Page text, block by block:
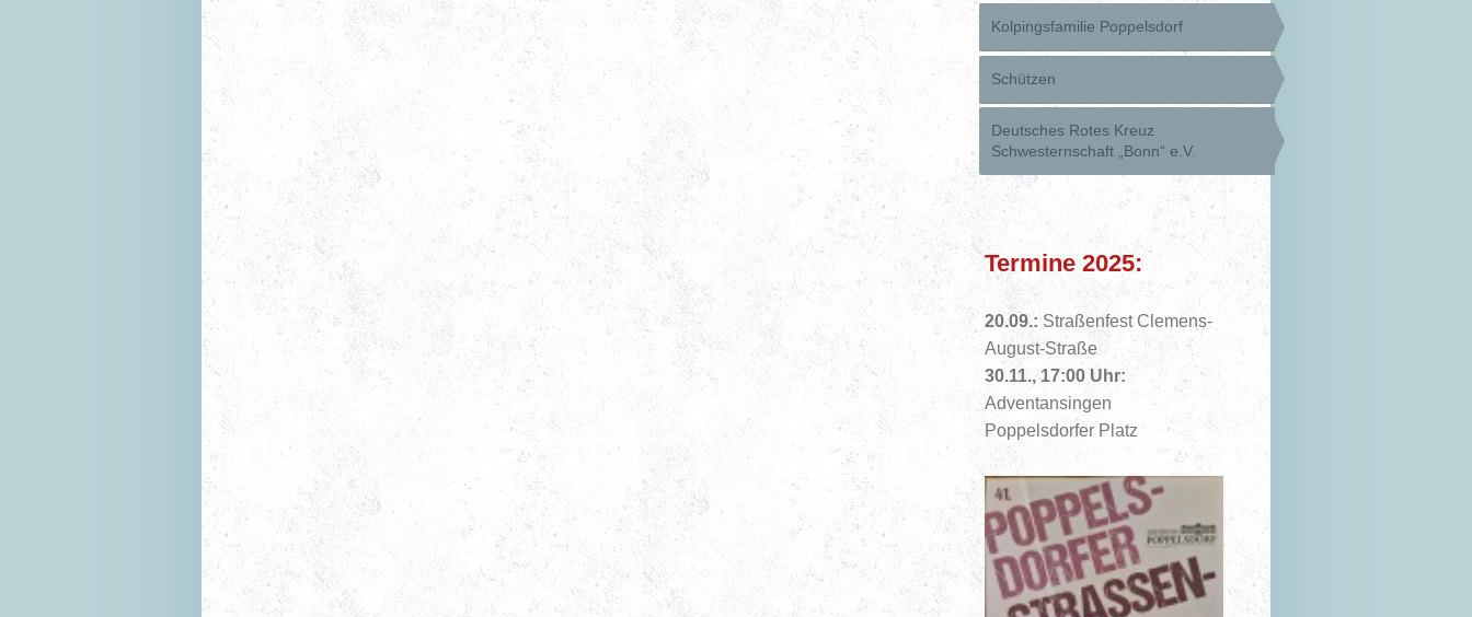
Kolpingsfamilie Poppelsdorf
Schützen
Deutsches Rotes Kreuz
Schwesternschaft „Bonn“ e.V.
Termine 2025:
20.09.: Straßenfest Clemens-
August-Straße
30.11., 17:00 Uhr:
Adventansingen
Poppelsdorfer Platz